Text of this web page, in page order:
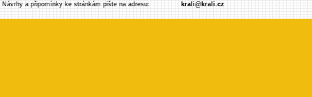
Návrhy a připomínky ke stránkám pište na adresu: krali@krali.cz